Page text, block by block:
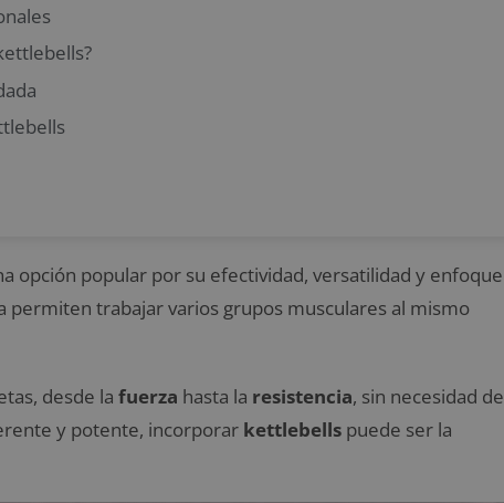
opción popular por su efectividad, versatilidad y enfoque
permiten trabajar varios grupos musculares al mismo
desde la fuerza hasta la resistencia, sin necesidad de
y potente, incorporar kettlebells puede ser la